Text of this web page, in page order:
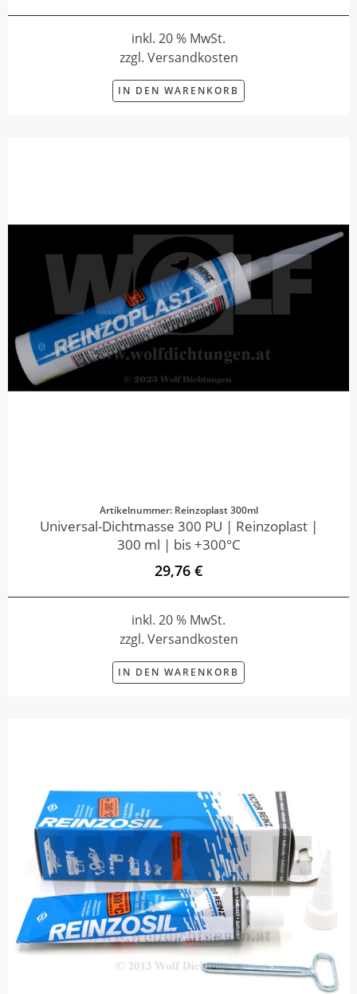
inkl. 20 % MwSt.
zzgl. Versandkosten
IN DEN WARENKORB
Artikelnummer: Reinzoplast 300ml
Universal-Dichtmasse 300 PU | Reinzoplast |
300 ml | bis +300°C
29,76 €
inkl. 20 % MwSt.
zzgl. Versandkosten
IN DEN WARENKORB